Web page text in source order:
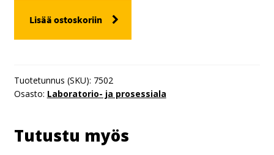
LABORATORIOALA
määrä
Lisää ostoskoriin
Tuotetunnus (SKU): 7502
Osasto: Laboratorio- ja prosessiala
Tutustu myös